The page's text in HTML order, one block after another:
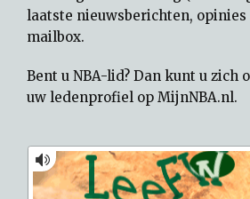
laatste nieuwsberichten,
mailbox.
Bent u NBA-lid? Dan kunt u zich
uw ledenprofiel op MijnNBA.nl.